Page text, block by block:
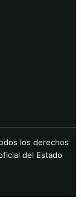
los derechos
del Estado